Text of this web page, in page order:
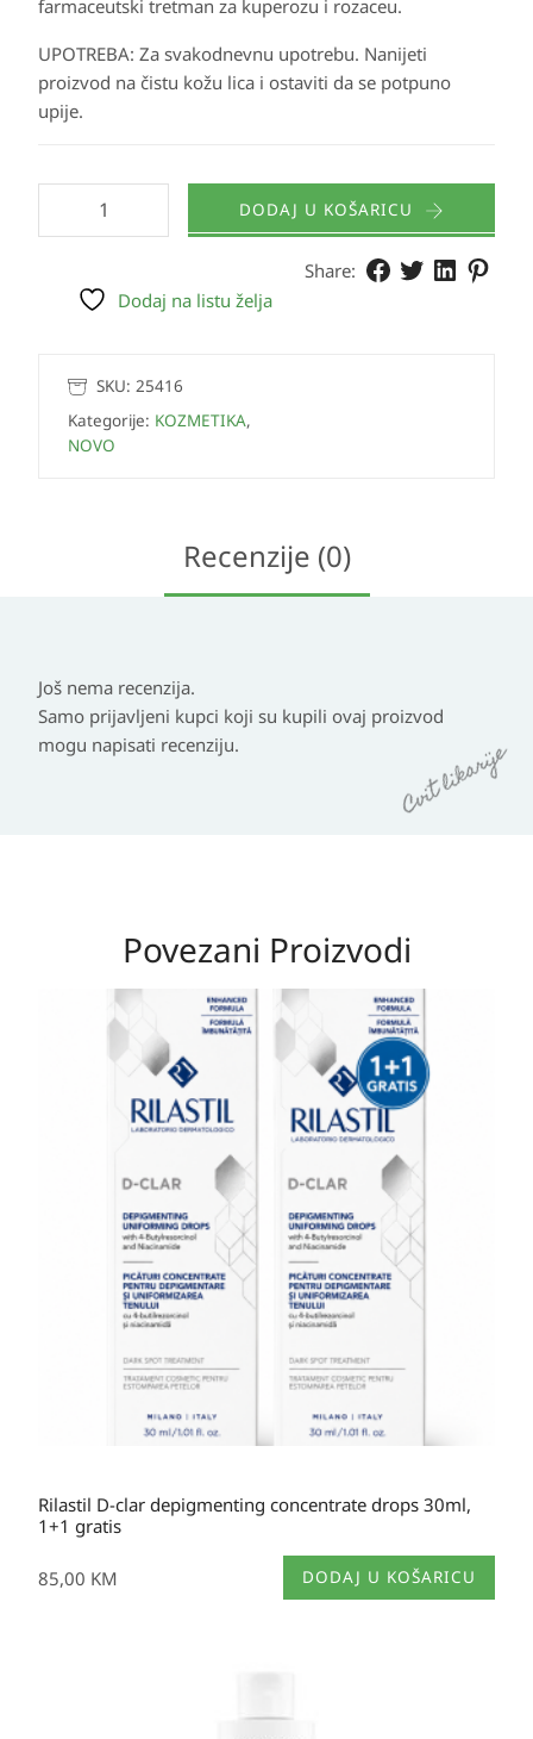
farmaceutski tretman za kuperozu i rozaceu.
UPOTREBA: Za svakodnevnu upotrebu. Nanijeti
proizvod na čistu kožu lica i ostaviti da se potpuno
upije.
DODAJ U KOŠARICU
Share:
Dodaj na listu želja
SKU: 25416
Kategorije: KOZMETIKA,
NOVO
Recenzije (0)
Još nema recenzija.
Samo prijavljeni kupci koji su kupili ovaj proizvod
mogu napisati recenziju.
Povezani Proizvodi
Rilastil D-clar depigmenting concentrate drops 30ml,
1+1 gratis
85,00 KM DODAJ U KOŠARICU